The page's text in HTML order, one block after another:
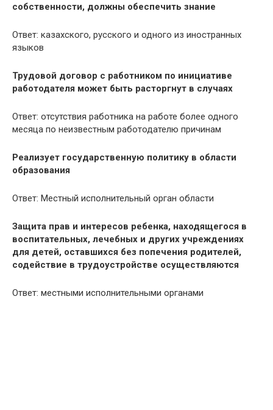
собственности, должны обеспечить знание
Ответ: казахского, русского и одного из иностранных
языков
Трудовой договор с работником по инициативе
работодателя может быть расторгнут в случаях
Ответ: отсутствия работника на работе более одного
месяца по неизвестным работодателю причинам
Реализует государственную политику в области
образования
Ответ: Местный исполнительный орган области
Защита прав и интересов ребенка, находящегося в
воспитательных, лечебных и других учреждениях
для детей, оставшихся без попечения родителей,
содействие в трудоустройстве осуществляются
Ответ: местными исполнительными органами